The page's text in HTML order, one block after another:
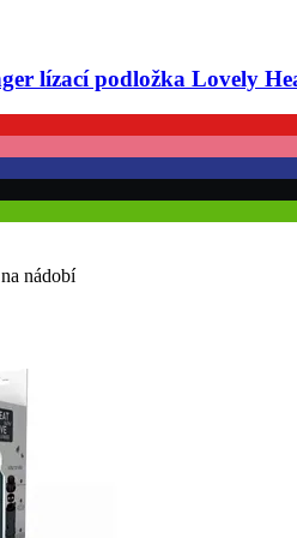
lízací podložka Lovely
nádobí